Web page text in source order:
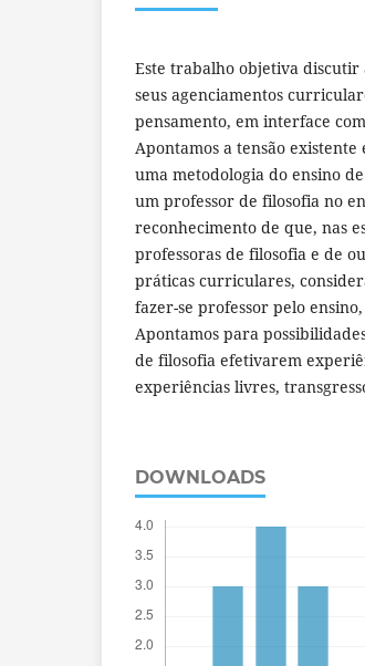
Este trabalho objetiva discutir
seus agenciamentos
pensamento, em interface
Apontamos a tensão
uma metodologia do ensino
um professor de filosofia no
reconhecimento de que, nas
professoras de filosofia e de
práticas curriculares,
fazer-se professor pelo
Apontamos para
de filosofia efetivarem
experiências livres,
DOWNLOADS